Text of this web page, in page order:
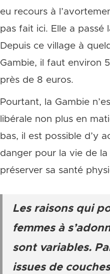
eu recours à
pas fait ici. Elle a passé
Depuis ce village à
Gambie, il faut environ
près de 8 euros.
Pourtant, la Gambie
libérale non plus en
bas, il est possible d’y
danger pour la vie de
préserver sa santé
Les raisons qui
femmes à
sont variables.
issues de